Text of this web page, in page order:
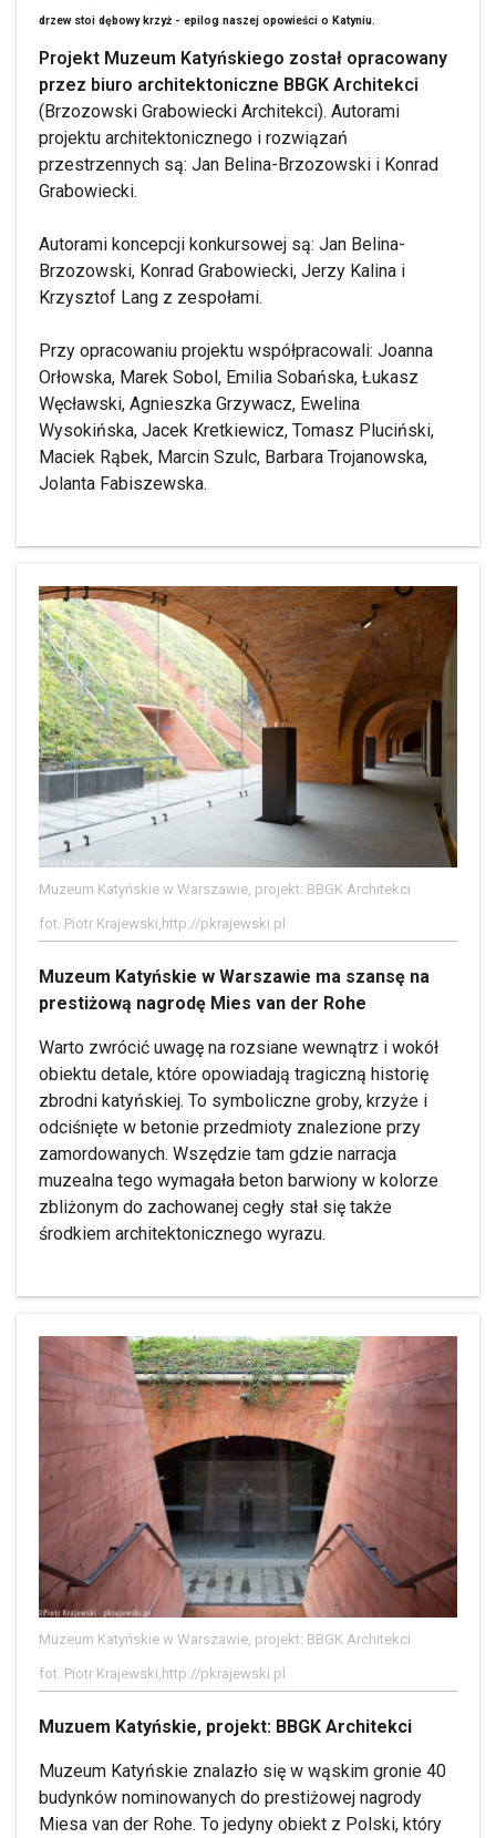
drzew stoi dębowy krzyż - epilog naszej opowieści o Katyniu.
Projekt Muzeum Katyńskiego został opracowany
przez biuro architektoniczne BBGK Architekci
(Brzozowski Grabowiecki Architekci). Autorami
projektu architektonicznego i rozwiązań
przestrzennych są: Jan Belina-Brzozowski i Konrad
Grabowiecki.
Autorami koncepcji konkursowej są: Jan Belina-
Brzozowski, Konrad Grabowiecki, Jerzy Kalina i
Krzysztof Lang z zespołami.
Przy opracowaniu projektu współpracowali: Joanna
Orłowska, Marek Sobol, Emilia Sobańska, Łukasz
Węcławski, Agnieszka Grzywacz, Ewelina
Wysokińska, Jacek Kretkiewicz, Tomasz Pluciński,
Maciek Rąbek, Marcin Szulc, Barbara Trojanowska,
Jolanta Fabiszewska.
Muzeum Katyńskie w Warszawie, projekt: BBGK Architekci
fot. Piotr Krajewski,http://pkrajewski.pl
Muzeum Katyńskie w Warszawie ma szansę na
prestiżową nagrodę Mies van der Rohe
Warto zwrócić uwagę na rozsiane wewnątrz i wokół
obiektu detale, które opowiadają tragiczną historię
zbrodni katyńskiej. To symboliczne groby, krzyże i
odciśnięte w betonie przedmioty znalezione przy
zamordowanych. Wszędzie tam gdzie narracja
muzealna tego wymagała beton barwiony w kolorze
zbliżonym do zachowanej cegły stał się także
środkiem architektonicznego wyrazu.
Muzeum Katyńskie w Warszawie, projekt: BBGK Architekci
fot. Piotr Krajewski,http://pkrajewski.pl
Muzuem Katyńskie, projekt: BBGK Architekci
Muzeum Katyńskie znalazło się w wąskim gronie 40
budynków nominowanych do prestiżowej nagrody
Miesa van der Rohe. To jedyny obiekt z Polski, który